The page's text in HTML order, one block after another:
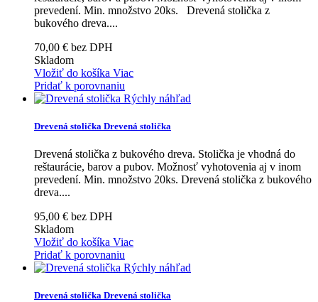
prevedení. Min. množstvo 20ks.
Drevená stolička z
bukového dreva....
70,00 € bez DPH
Skladom
Vložiť do košíka Viac
Pridať k porovnaniu
Rýchly náhľad
Drevená stolička Drevená stolička
Drevená stolička z bukového dreva. Stolička je vhodná do
reštaurácie, barov a pubov. Možnosť vyhotovenia aj v inom
prevedení. Min. množstvo 20ks. Drevená stolička z bukového
dreva....
95,00 € bez DPH
Skladom
Vložiť do košíka Viac
Pridať k porovnaniu
Rýchly náhľad
Drevená stolička Drevená stolička